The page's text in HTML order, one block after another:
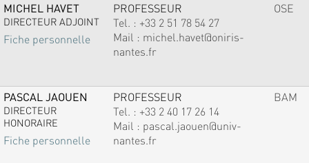
MICHEL HAVET
DIRECTEUR ADJOINT
Fiche personnelle
PROFESSEUR
Tel. : +33 2 51 78 54 27
Mail : michel.havet@oniris-
nantes.fr
OSE
PASCAL JAOUEN
DIRECTEUR
HONORAIRE
Fiche personnelle
PROFESSEUR
Tel. : +33 2 40 17 26 14
Mail : pascal.jaouen@univ-
nantes.fr
BAM